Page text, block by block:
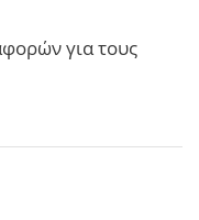
για τους